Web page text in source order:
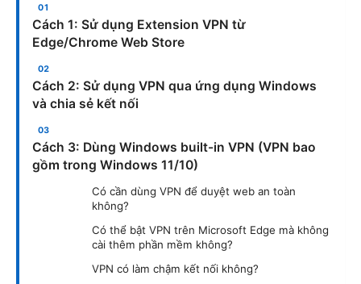
Cách 1: Sử dụng Extension VPN từ
Edge/Chrome Web Store
Cách 2: Sử dụng VPN qua ứng dụng Windows
và chia sẻ kết nối
Cách 3: Dùng Windows built-in VPN (VPN bao
gồm trong Windows 11/10)
Có cần dùng VPN để duyệt web an toàn
không?
Có thể bật VPN trên Microsoft Edge mà không
cài thêm phần mềm không?
VPN có làm chậm kết nối không?